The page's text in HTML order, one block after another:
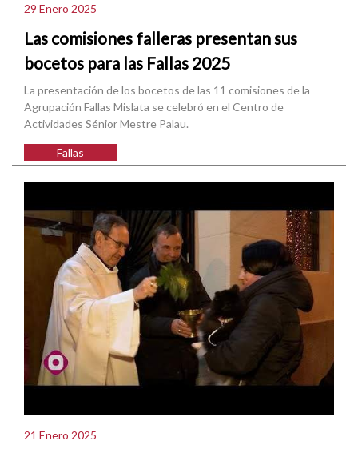
29 Enero 2025
Las comisiones falleras presentan sus
bocetos para las Fallas 2025
La presentación de los bocetos de las 11 comisiones de la
Agrupación Fallas Mislata se celebró en el Centro de
Actividades Sénior Mestre Palau.
Fallas
21 Enero 2025